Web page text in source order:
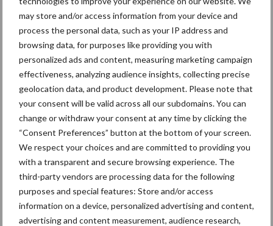
may store and/or access information from your device and
process the personal data, such as your IP address and
browsing data, for purposes like providing you with
personalized ads and content, measuring marketing campaign
effectiveness, analyzing audience insights, collecting precise
geolocation data, and product development. Please note that
your consent will be valid across all our subdomains. You can
change or withdraw your consent at any time by clicking the
“Consent Preferences” button at the bottom of your screen.
We respect your choices and are committed to providing you
with a transparent and secure browsing experience. The
third-party vendors are processing data for the following
purposes and special features: Store and/or access
information on a device, personalized advertising and content,
advertising and content measurement, audience research,
mitsen en maren
Thema's Vakpartners
Coronavirus UVC
Toon meer